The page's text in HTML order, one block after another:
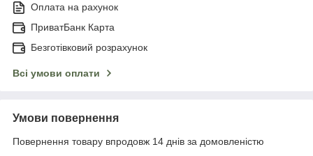
Оплата на рахунок
ПриватБанк Карта
Безготівковий розрахунок
Всі умови оплати
Умови повернення
Повернення товару впродовж 14 днів за домовленістю